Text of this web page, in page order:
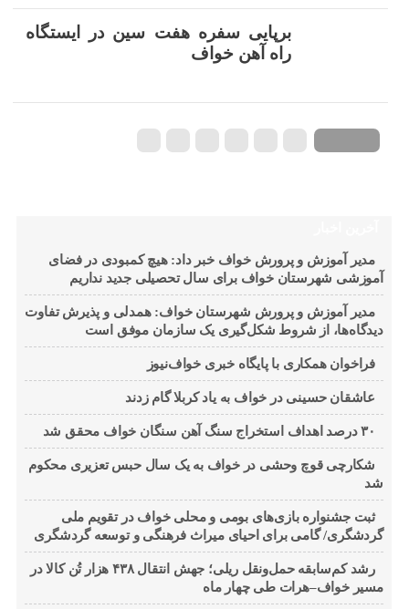
برپایی سفره هفت سین در ایستگاه
راه آهن خواف
مدیر آموزش‌ و پرورش خواف خبر داد: هیچ کمبودی در فضای
آموزشی شهرستان خواف برای سال تحصیلی جدید نداریم
مدیر آموزش و پرورش شهرستان خواف: همدلی و پذیرش تفاوت
دیدگاه‌ها، از شروط شکل‌گیری یک سازمان موفق است
فراخوان همکاری با پایگاه خبری خواف‌نیوز
عاشقان حسینی در خواف به یاد کربلا گام زدند
۳۰ درصد اهداف استخراج سنگ آهن سنگان خواف محقق شد
شکارچی قوچ وحشی در خواف به یک سال حبس تعزیری محکوم
شد
ثبت جشنواره بازی‌های بومی و محلی خواف در تقویم ملی
گردشگری/ گامی برای احیای میراث فرهنگی و توسعه گردشگری
رشد کم‌سابقه حمل‌ونقل ریلی؛ جهش انتقال ۴۳۸ هزار تُن کالا در
مسیر خواف–هرات طی چهار ماه